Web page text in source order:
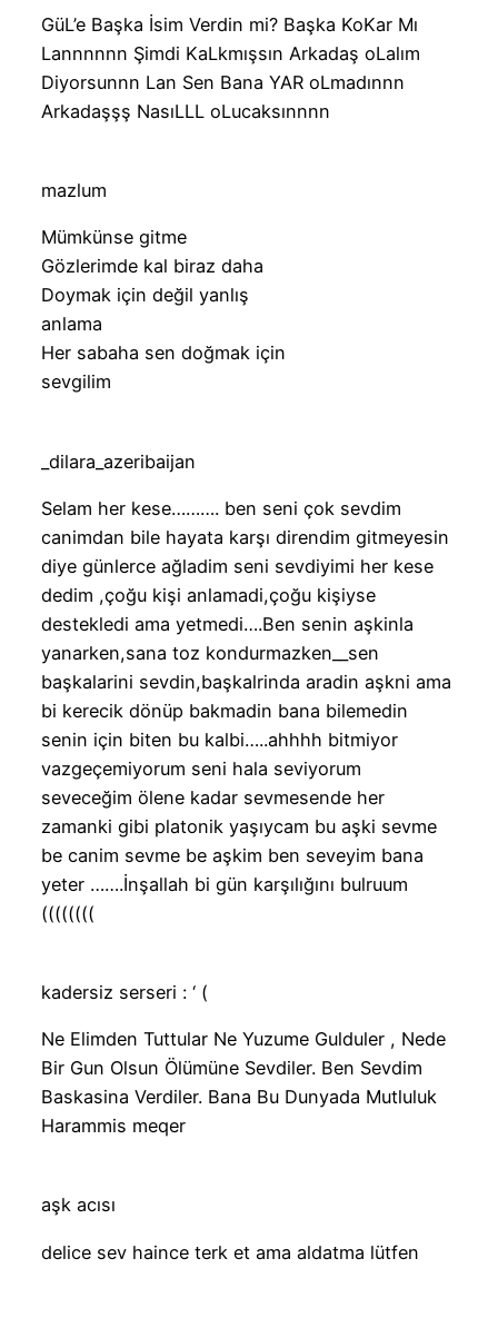
GüL’e Başka İsim Verdin mi? Başka KoKar Mı
Lannnnnn Şimdi KaLkmışsın Arkadaş oLalım
Diyorsunnn Lan Sen Bana YAR oLmadınnn
Arkadaşşş NasıLLL oLucaksınnnn
mazlum
Mümkünse gitme
Gözlerimde kal biraz daha
Doymak için değil yanlış
anlama
Her sabaha sen doğmak için
sevgilim
_dilara_azeribaijan
Selam her kese………. ben seni çok sevdim
canimdan bile hayata karşı direndim gitmeyesin
diye günlerce ağladim seni sevdiyimi her kese
dedim ,çoğu kişi anlamadi,çoğu kişiyse
destekledi ama yetmedi….Ben senin aşkinla
yanarken,sana toz kondurmazken__sen
başkalarini sevdin,başkalrinda aradin aşkni ama
bi kerecik dönüp bakmadin bana bilemedin
senin için biten bu kalbi…..ahhhh bitmiyor
vazgeçemiyorum seni hala seviyorum
seveceğim ölene kadar sevmesende her
zamanki gibi platonik yaşıycam bu aşki sevme
be canim sevme be aşkim ben seveyim bana
yeter …….İnşallah bi gün karşılığını bulruum
((((((((
kadersiz serseri : ‘ (
Ne Elimden Tuttular Ne Yuzume Gulduler , Nede
Bir Gun Olsun Ölümüne Sevdiler. Ben Sevdim
Baskasina Verdiler. Bana Bu Dunyada Mutluluk
Harammis meqer
aşk acısı
delice sev haince terk et ama aldatma lütfen